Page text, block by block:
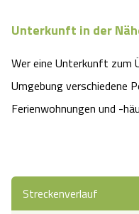
Unterkunft in der
Wer eine Unterkunft zum
Umgebung verschiedene
Ferienwohnungen und -
Streckenverlauf